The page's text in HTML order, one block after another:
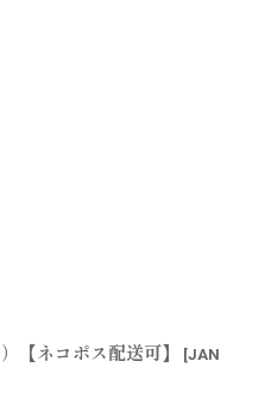
【ネコポス配送可】 [JAN